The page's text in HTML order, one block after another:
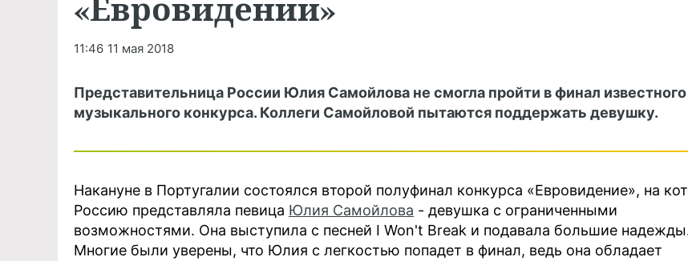
11:46 11 мая 2018
Представительница России Юлия Самойлова не смогла пройти в финал известного
музыкального конкурса. Коллеги Самойловой пытаются поддержать девушку.
Накануне в Португалии состоялся второй полуфинал конкурса «Евровидение», на
Россию представляла певица Юлия Самойлова - девушка с ограниченными
возможностями. Она выступила с песней I Won't Break и подавала большие
Многие были уверены, что Юлия с легкостью попадет в финал, ведь она обладает